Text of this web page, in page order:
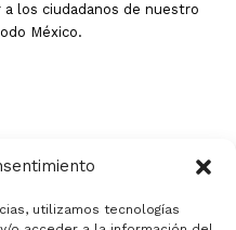
utilizamos tecnologías
los ciudadanos de nuestro
México.